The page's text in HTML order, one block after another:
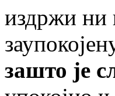
издржи ни
зашто је